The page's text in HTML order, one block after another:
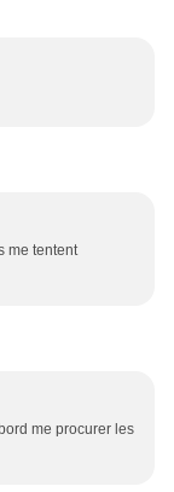
me tentent
me procurer les